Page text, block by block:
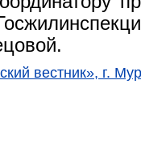
вестник», г.